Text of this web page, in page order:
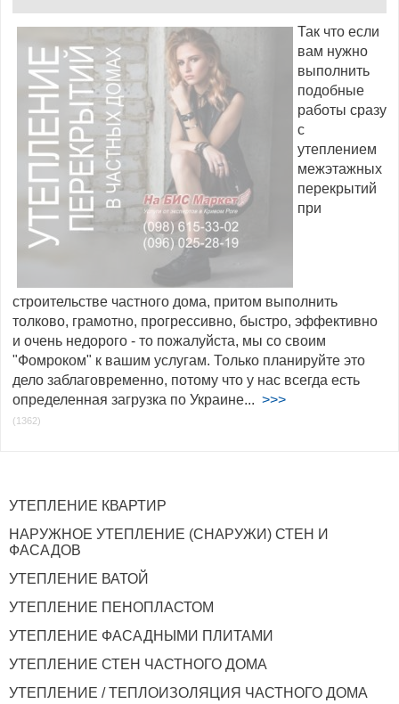
Так что если
вам нужно
выполнить
подобные
работы сразу
с
утеплением
межэтажных
перекрытий
при
строительстве частного дома, притом выполнить
толково, грамотно, прогрессивно, быстро, эффективно
и очень недорого - то пожалуйста, мы со своим
"Фомроком" к вашим услугам. Только планируйте это
дело заблаговременно, потому что у нас всегда есть
определенная загрузка по Украине... >>>
(1362)
УТЕПЛЕНИЕ КВАРТИР
НАРУЖНОЕ УТЕПЛЕНИЕ (СНАРУЖИ) СТЕН И
ФАСАДОВ
УТЕПЛЕНИЕ ВАТОЙ
УТЕПЛЕНИЕ ПЕНОПЛАСТОМ
УТЕПЛЕНИЕ ФАСАДНЫМИ ПЛИТАМИ
УТЕПЛЕНИЕ СТЕН ЧАСТНОГО ДОМА
УТЕПЛЕНИЕ / ТЕПЛОИЗОЛЯЦИЯ ЧАСТНОГО ДОМА